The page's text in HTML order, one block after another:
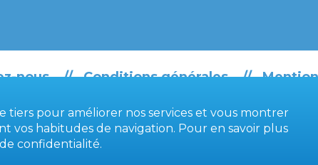
nous Conditions générales
tiers pour améliorer nos services et vous montrer
vos habitudes de navigation. Pour en savoir plus
confidentialité.